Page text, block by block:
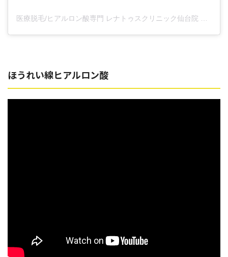
ほうれい線ヒアルロン酸